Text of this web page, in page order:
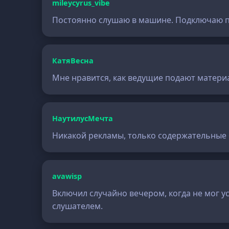
mileycyrus_vibe
Постоянно слушаю в машине. Подключаю
КатяВесна
Мне нравится, как ведущие подают
НаутилусМечта
Никакой рекламы, только
avawisp
Включил случайно вечером, когда не мог
слушателем.